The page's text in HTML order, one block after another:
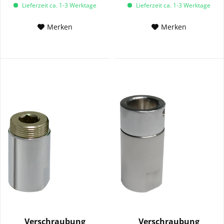
Lieferzeit ca. 1-3 Werktage
Merken
Lieferzeit ca. 1-3 Werktage
Merken
Verschraubung
Verschraubung